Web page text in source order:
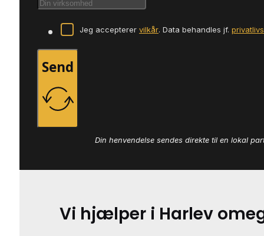
Jeg accepterer vilkår. Data behandles jf.
Send
Din henvendelse sendes direkte til en lokal
Vi hjælper i Harlev